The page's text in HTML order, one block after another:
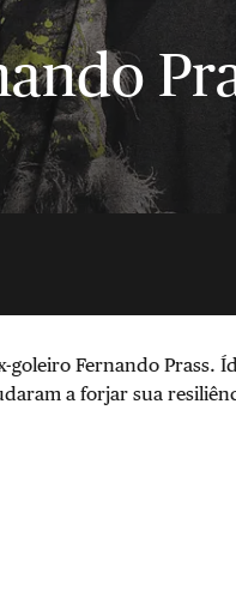
goleiro Fernando Prass.
a forjar sua